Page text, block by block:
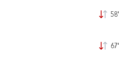
58'
67'